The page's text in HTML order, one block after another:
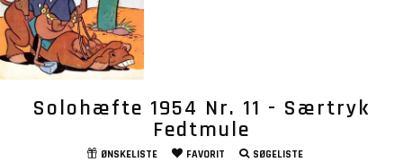
Solohæfte 1954 Nr. 11 - Særtryk
Fedtmule
ØNSKELISTE FAVORIT SØGELISTE